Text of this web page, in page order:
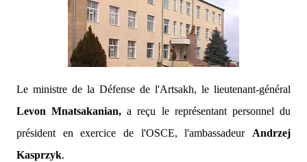
Le ministre de la Défense de l'Artsakh, le lieutenant-général
Levon Mnatsakanian, a reçu le représentant personnel du
président en exercice de l'OSCE, l'ambassadeur Andrzej
Kasprzyk.